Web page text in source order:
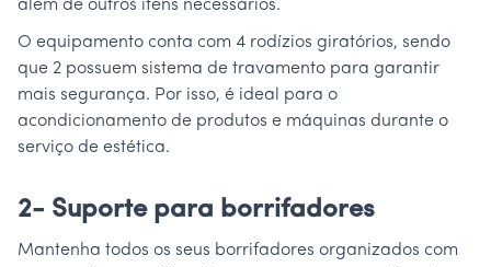
além de outros itens necessários.
O equipamento conta com 4 rodízios giratórios, sendo
que 2 possuem sistema de travamento para garantir
mais segurança. Por isso, é ideal para o
acondicionamento de produtos e máquinas durante o
serviço de estética.
2- Suporte para borrifadores
Mantenha todos os seus borrifadores organizados com